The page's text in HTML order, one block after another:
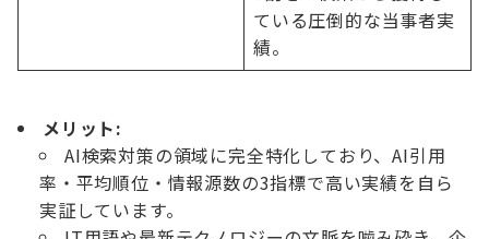
ている圧倒的な当事者実
績。
メリット:
AI検索対策の領域に完全特化しており、AI引用
率・平均順位・情報源数の3指標で高い実績を自ら
実証しています。